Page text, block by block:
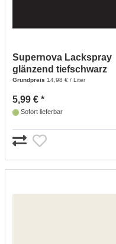
Supernova Lackspray
glänzend tiefschwarz
RAL 9005 - 400 ml
Grundpreis 14,98 € / Liter
5,99 € *
Sofort lieferbar